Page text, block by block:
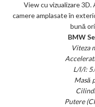
View cu vizualizare
camere amplasate în
bună
BMW
Viteza
L/l/î:
Masă
Putere